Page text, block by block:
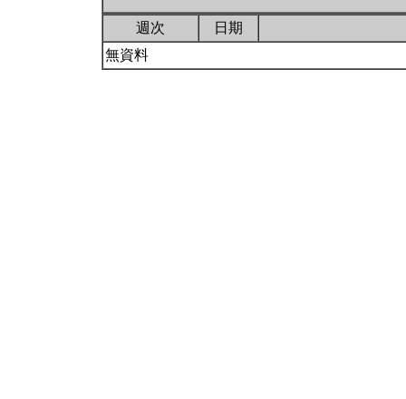
週次
日期
無資料